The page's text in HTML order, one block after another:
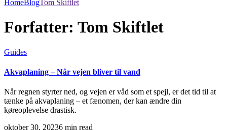
HomeBlogTom Skiftlet
Forfatter: Tom Skiftlet
Guides
Akvaplaning – Når vejen bliver til vand
Når regnen styrter ned, og vejen er våd som et spejl, er det tid til at
tænke på akvaplaning – et fænomen, der kan ændre din
køreoplevelse drastisk.
oktober 30, 20236 min read